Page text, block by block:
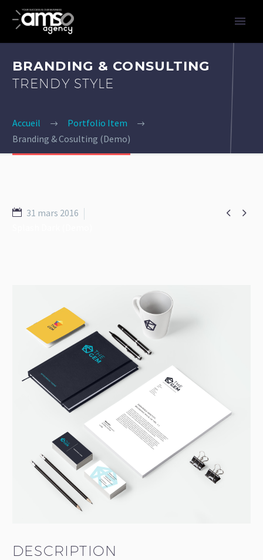
BRANDING & CONSULTING
TRENDY STYLE
Accueil
Portfolio Item
Branding & Cosulting (Demo)
 
31 mars 2016
DESCRIPTION